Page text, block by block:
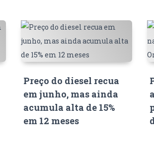
Preço do diesel recua
em junho, mas ainda
acumula alta de 15%
em 12 meses